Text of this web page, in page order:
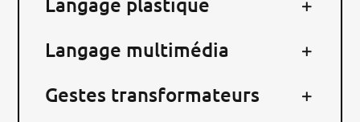
Langage multimédia
Gestes transformateurs